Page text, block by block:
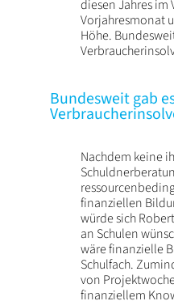
diesen Jahres im
Vorjahresmonat
Höhe.
Bundesweit gab
Nachdem keine
finanziellen
würde sich
an Schulen
wäre finanzielle
Schulfach.
von
finanziellem